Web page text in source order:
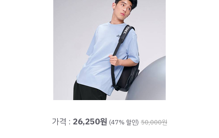
가격 : 26,250원 (47% 할인) 50,000원